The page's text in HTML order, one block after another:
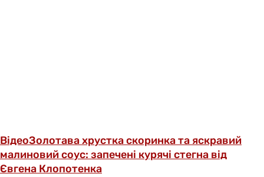
ВідеоЗолотава хрустка скоринка та яскравий
малиновий соус: запечені курячі стегна від
Євгена Клопотенка